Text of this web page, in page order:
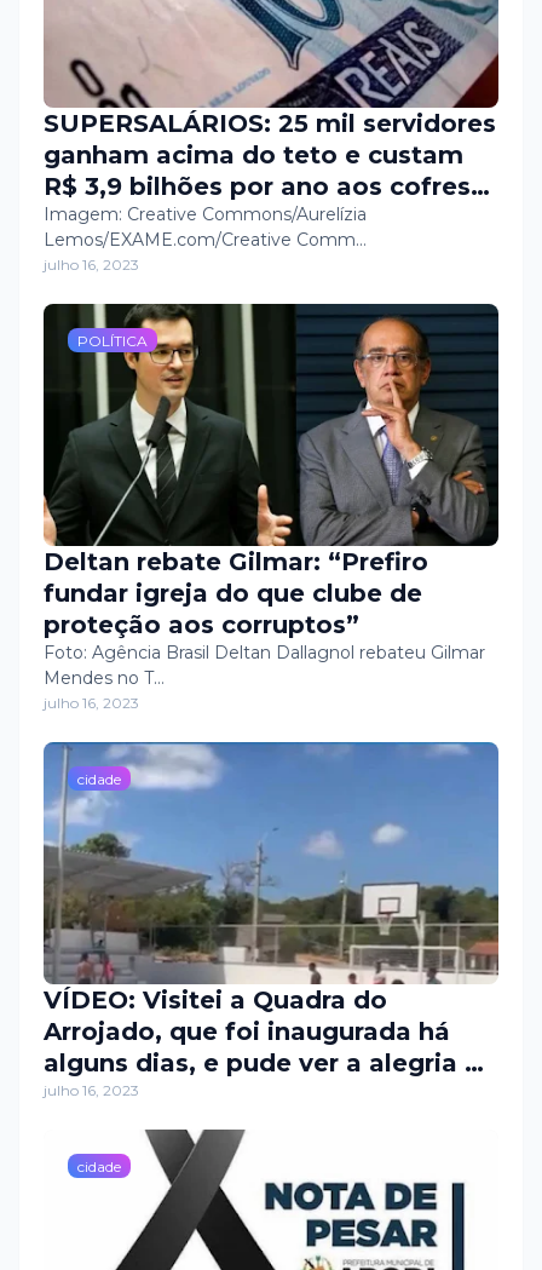
SUPERSALÁRIOS: 25 mil servidores
ganham acima do teto e custam
R$ 3,9 bilhões por ano aos cofres
públicos
Imagem: Creative Commons/Aurelízia
Lemos/EXAME.com/Creative Comm…
julho 16, 2023
POLÍTICA
Deltan rebate Gilmar: “Prefiro
fundar igreja do que clube de
proteção aos corruptos”
Foto: Agência Brasil Deltan Dallagnol rebateu Gilmar
Mendes no T…
julho 16, 2023
cidade
VÍDEO: Visitei a Quadra do
Arrojado, que foi inaugurada há
alguns dias, e pude ver a alegria da
garotada. Agora, a comunidade
conta com um espaço equipado
para a prática esportiva.
julho 16, 2023
cidade